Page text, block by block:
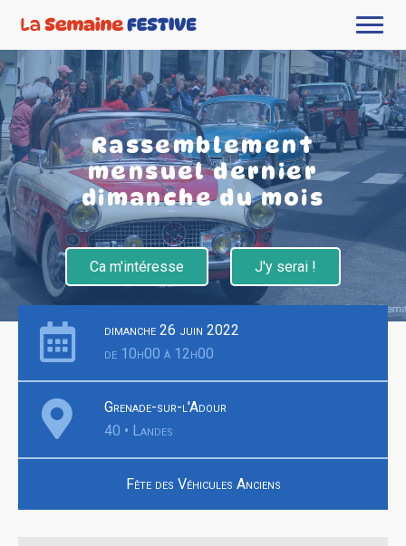
Rassemblement
mensuel dernier
dimanche du mois
Ca m'intéresse J'y serai !
dimanche 26 juin 2022
de 10h00 à 12h00
Grenade-sur-l'Adour
40 • Landes
Fête des Véhicules Anciens